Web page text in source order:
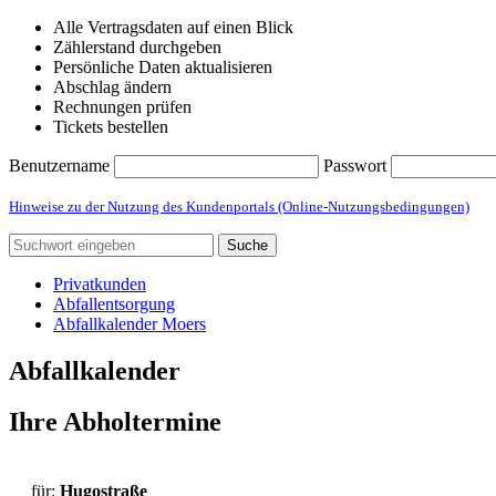
Alle Vertragsdaten auf einen Blick
Zählerstand durchgeben
Persönliche Daten aktualisieren
Abschlag ändern
Rechnungen prüfen
Tickets bestellen
Benutzername Passwort
Hinweise zu der Nutzung des Kundenportals (Online-Nutzungsbedingungen)
Suche
Privatkunden
Abfallentsorgung
Abfallkalender Moers
Abfallkalender
Ihre Abholtermine
für: Hugostraße